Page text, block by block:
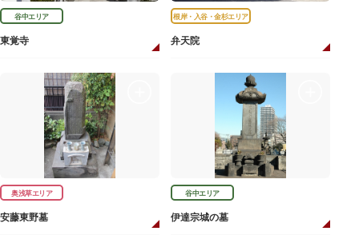
谷中エリア
東覚寺
根岸・入谷・金杉エリア
弁天院
奥浅草エリア
安藤東野墓
谷中エリア
伊達宗城の墓